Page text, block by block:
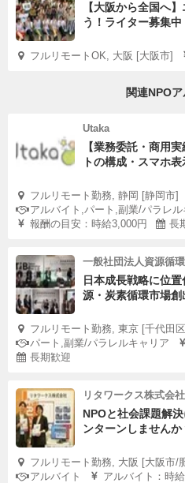
【大阪から全国へ
う！ライター募集中
フルリモートOK, 大阪 [大阪市]
関連NPO
Utaka
【業務委託・商用
トの構成・スマホ
フルリモート勤務, 静岡 [静岡市]
アルバイト,パート,副業/パラレル
報酬の目安：時給3,000円
長
一般社団法人資源循
日本成長戦略に位
源・炭素循環市場
フルリモート勤務, 東京 [千代田
パート,副業/パラレルキャリア
長期歓迎
リタワークス株式会社
NPOと社会課題解
ンターンしませんか
フルリモート勤務, 大阪 [大阪市/
アルバイト
アルバイト：時